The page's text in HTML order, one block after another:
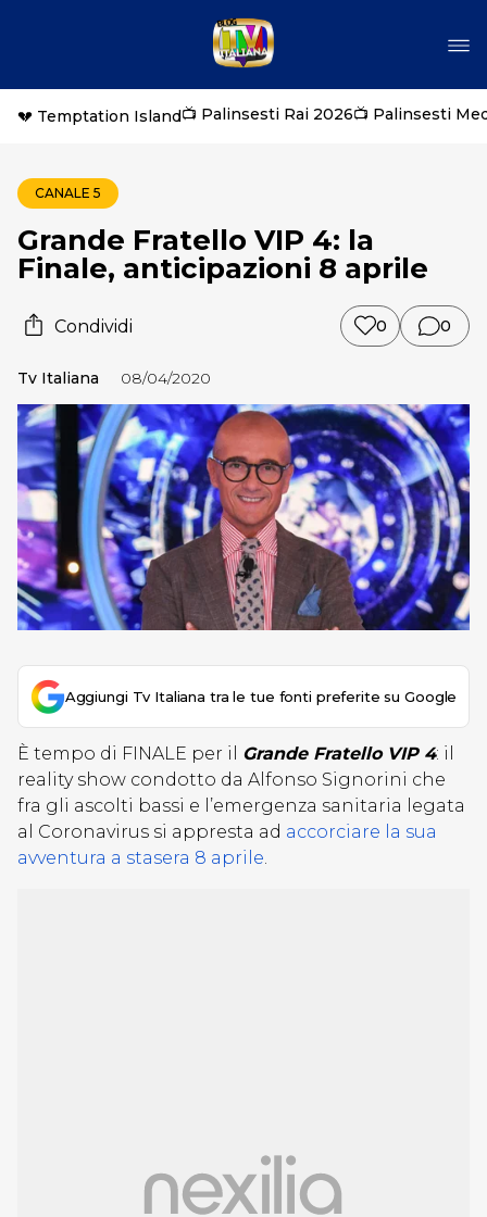
💔 Temptation Island📺 Palinsesti Rai 2026📺 Palinsesti
CANALE 5
Grande Fratello VIP 4: la
Finale, anticipazioni 8 aprile
Condividi 0 0
Tv Italiana 08/04/2020
Aggiungi Tv Italiana tra le tue fonti preferite su Google
È tempo di FINALE per il Grande Fratello VIP 4: il
reality show condotto da Alfonso Signorini che
fra gli ascolti bassi e l’emergenza sanitaria legata
al Coronavirus si appresta ad accorciare la sua
avventura a stasera 8 aprile.